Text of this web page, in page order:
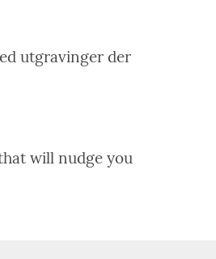
utgravinger der
will nudge you